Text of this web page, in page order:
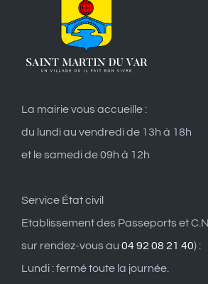
La mairie vous accueille :
du lundi au vendredi de 13h à 18h
et le samedi de 09h à 12h
Service État civil
Etablissement des Passeports et
sur rendez-vous au 04 92 08 21 40) :
Lundi : fermé toute la journée.